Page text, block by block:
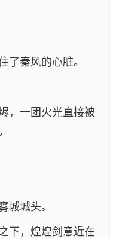
了秦风的心脏。
，一团火光直接被
城城头。
下，煌煌剑意近在